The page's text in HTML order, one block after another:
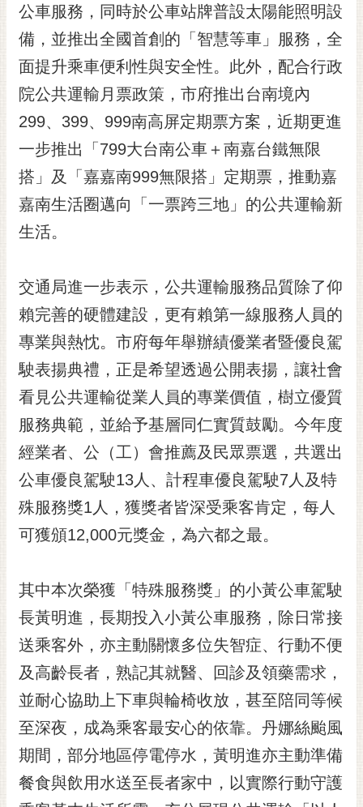
本
隱
私
權
及
政
策
網
料
放
宣
告
市
府
交
通
置
公車服務，同時於公車站牌普設太陽能照明設
備，並推出全國首創的「智慧等車」服務，全
面提升乘車便利性與安全性。此外，配合行政
院公共運輸月票政策，市府推出台南境內
299、399、999南高屏定期票方案，近期更進
一步推出「799大台南公車＋南嘉台鐵無限
搭」及「嘉嘉南999無限搭」定期票，推動嘉
嘉南生活圈邁向「一票跨三地」的公共運輸新
生活。
交通局進一步表示，公共運輸服務品質除了仰
賴完善的硬體建設，更有賴第一線服務人員的
專業與熱忱。市府每年舉辦績優業者暨優良駕
駛表揚典禮，正是希望透過公開表揚，讓社會
看見公共運輸從業人員的專業價值，樹立優質
服務典範，並給予基層同仁實質鼓勵。今年度
經業者、公（工）會推薦及民眾票選，共選出
公車優良駕駛13人、計程車優良駕駛7人及特
殊服務獎1人，獲獎者皆深受乘客肯定，每人
可獲頒12,000元獎金，為六都之最。
其中本次榮獲「特殊服務獎」的小黃公車駕駛
長黃明進，長期投入小黃公車服務，除日常接
送乘客外，亦主動關懷多位失智症、行動不便
及高齡長者，熟記其就醫、回診及領藥需求，
並耐心協助上下車與輪椅收放，甚至陪同等候
至深夜，成為乘客最安心的依靠。丹娜絲颱風
期間，部分地區停電停水，黃明進亦主動準備
餐食與飲用水送至長者家中，以實際行動守護